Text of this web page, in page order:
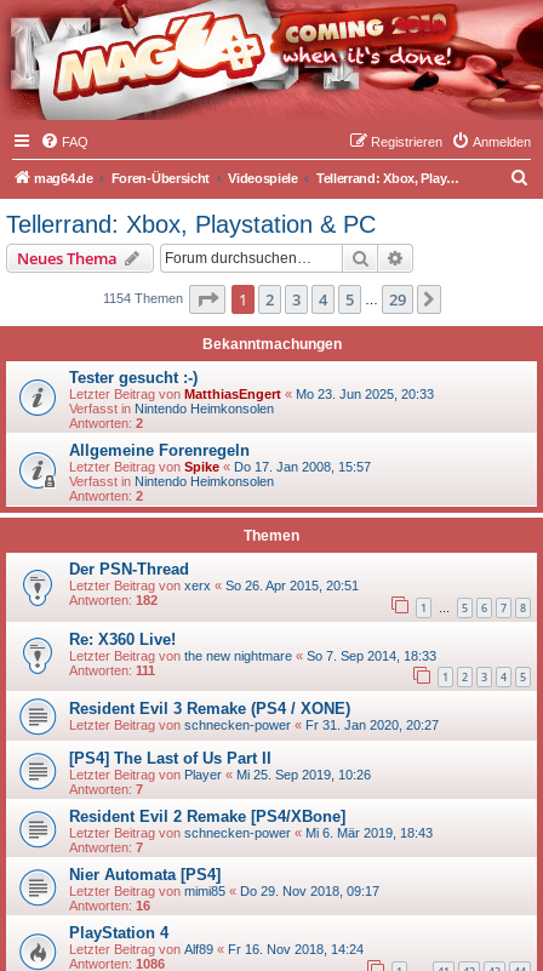
FAQ Anmelden
Registrieren
mag64.de Foren-Übersicht Videospiele Tellerrand: Xbox, Playstation & PC
Tellerrand: Xbox, Playstation & PC
Neues Thema Suche
1154 Themen Seite 1von 29
1 2 3 4 5 29
Bekanntmachungen
Tester gesucht :-)
Letzter Beitrag von MatthiasEngert « Mo 23. Jun 2025, 20:33
Verfasst in Nintendo Heimkonsolen
Antworten: 2
Allgemeine Forenregeln
Letzter Beitrag von Spike « Do 17. Jan 2008, 15:57
Verfasst in Nintendo Heimkonsolen
Antworten: 2
Themen
Der PSN-Thread
Letzter Beitrag von xerx « So 26. Apr 2015, 20:51
Antworten: 182 1 … 5 6 7 8
Re: X360 Live!
Letzter Beitrag von the new nightmare « So 7. Sep 2014, 18:33
Antworten: 111 1 2 3 4 5
Resident Evil 3 Remake (PS4 / XONE)
Letzter Beitrag von schnecken-power « Fr 31. Jan 2020, 20:27
[PS4] The Last of Us Part II
Letzter Beitrag von Player « Mi 25. Sep 2019, 10:26
Antworten: 7
Resident Evil 2 Remake [PS4/XBone]
Letzter Beitrag von schnecken-power « Mi 6. Mär 2019, 18:43
Antworten: 7
Nier Automata [PS4]
Letzter Beitrag von mimi85 « Do 29. Nov 2018, 09:17
Antworten: 16
PlayStation 4
Letzter Beitrag von Alf89 « Fr 16. Nov 2018, 14:24
Antworten: 1086